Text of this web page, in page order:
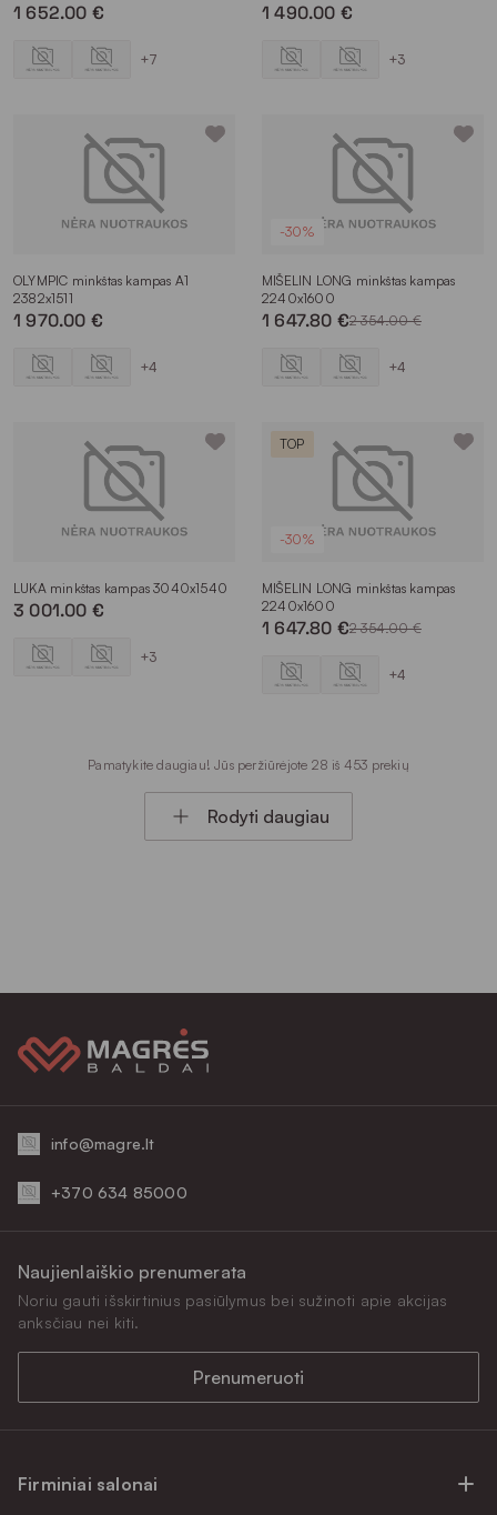
1 652.00 €
+7
1 490.00 €
+3
OLYMPIC minkštas kampas A1
2382x1511
1 970.00 €
+4
-30%
MIŠELIN LONG minkštas kampas
2240x1600
1 647.80 €2 354.00 €
+4
LUKA minkštas kampas 3040x1540
3 001.00 €
+3
TOP
-30%
MIŠELIN LONG minkštas kampas
2240x1600
1 647.80 €2 354.00 €
+4
Pamatykite daugiau! Jūs peržiūrėjote 28 iš 453 prekių
Rodyti daugiau
info@magre.lt
+370 634 85000
Firminiai salonai
Naujienlaiškio prenumerata
Noriu gauti išskirtinius pasiūlymus bei sužinoti apie akcijas
anksčiau nei kiti.
Prenumeruoti